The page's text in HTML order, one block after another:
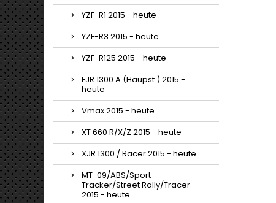
YZF-R1 2015 - heute
YZF-R3 2015 - heute
YZF-R125 2015 - heute
FJR 1300 A (Haupst.) 2015 -
heute
Vmax 2015 - heute
XT 660 R/X/Z 2015 - heute
XJR 1300 / Racer 2015 - heute
MT-09/ABS/Sport
Tracker/Street Rally/Tracer
2015 - heute